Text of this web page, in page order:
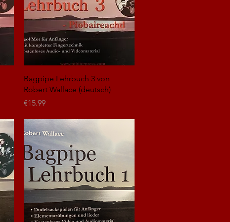
Quick View
Bagpipe Lehrbuch 3 von
Robert Wallace (deutsch)
Price
€15.99